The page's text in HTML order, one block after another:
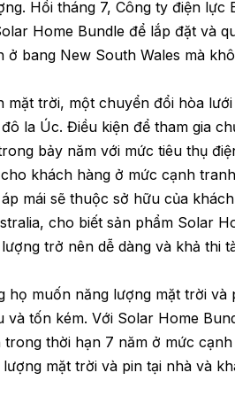
Hồi tháng 7, Công ty điện lực
Home Bundle để lắp đặt và
ở bang New South Wales mà
mặt trời, một chuyển đổi hòa
la Úc. Điều kiện để tham gia
bảy năm với mức tiêu thụ
khách hàng ở mức cạnh
mái sẽ thuộc sở hữu của
cho biết sản phẩm Solar
trở nên dễ dàng và khả thi
họ muốn năng lượng mặt trời
và tốn kém. Với Solar Home
thời hạn 7 năm ở mức
mặt trời và pin tại nhà và